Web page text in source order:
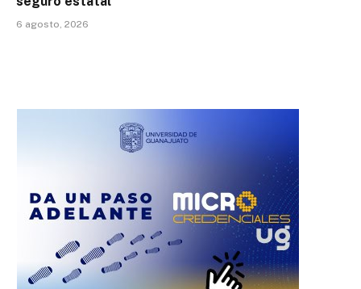
6 agosto, 2026